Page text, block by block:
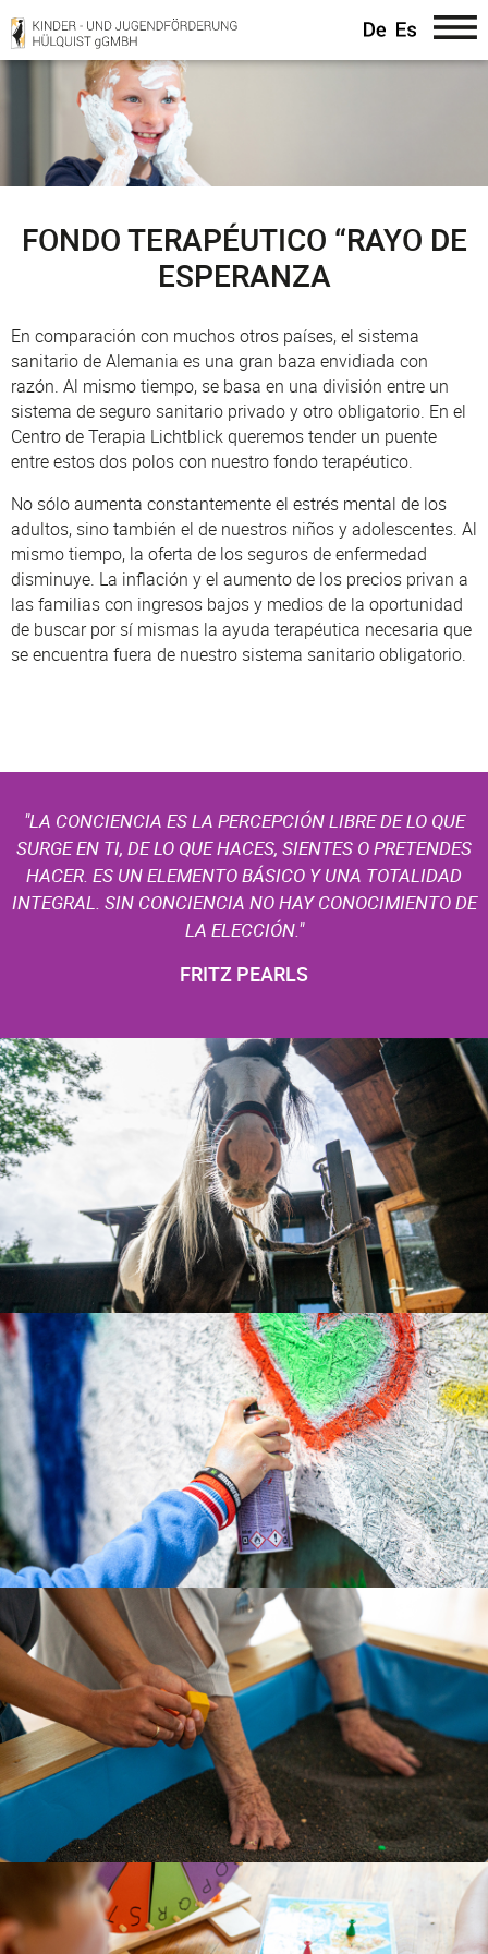
Direkt
zum
Inhalt
FONDO TERAPÉUTICO “RAYO DE
ESPERANZA
En comparación con muchos otros países, el sistema
sanitario de Alemania es una gran baza envidiada con
razón. Al mismo tiempo, se basa en una división entre un
sistema de seguro sanitario privado y otro obligatorio. En el
Centro de Terapia Lichtblick queremos tender un puente
entre estos dos polos con nuestro fondo terapéutico.
No sólo aumenta constantemente el estrés mental de los
adultos, sino también el de nuestros niños y adolescentes. Al
mismo tiempo, la oferta de los seguros de enfermedad
disminuye. La inflación y el aumento de los precios privan a
las familias con ingresos bajos y medios de la oportunidad
de buscar por sí mismas la ayuda terapéutica necesaria que
se encuentra fuera de nuestro sistema sanitario obligatorio.
"LA CONCIENCIA ES LA PERCEPCIÓN LIBRE DE LO QUE
SURGE EN TI, DE LO QUE HACES, SIENTES O PRETENDES
HACER. ES UN ELEMENTO BÁSICO Y UNA TOTALIDAD
INTEGRAL. SIN CONCIENCIA NO HAY CONOCIMIENTO DE
LA ELECCIÓN."
FRITZ PEARLS